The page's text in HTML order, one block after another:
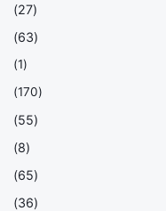
(27)
(63)
(1)
(170)
(55)
(8)
(65)
(36)